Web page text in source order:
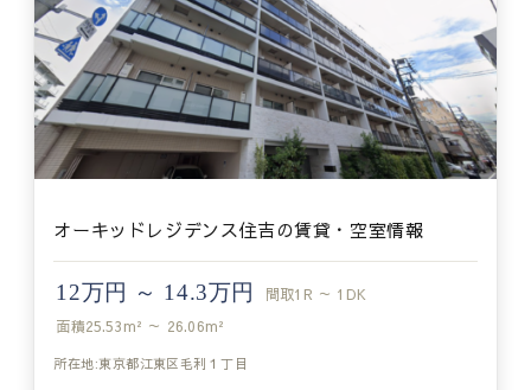
オーキッドレジデンス住吉の賃貸・空室情報
12万円 ～ 14.3万円 間取1R ～ 1DK
面積25.53m² ～ 26.06m²
所在地:東京都江東区毛利１丁目